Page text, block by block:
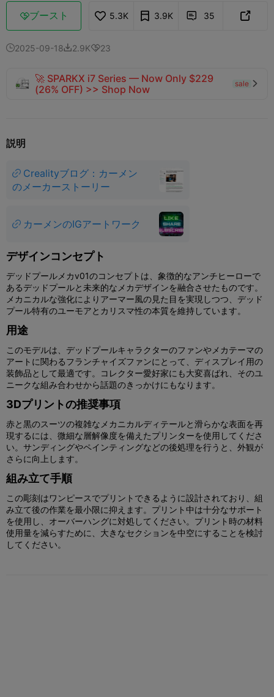
ブースト 5.3K 3.9K  35 
2025-09-182.9K23
🚀 SPARKX i7 Series — Now Only $229
(26% OFF) >> Shop Now
sale 
説明
Crealityブログ：カーメン
のメーカーストーリー
カーメンのIGアートワーク
デザインコンセプト
デッドプールメカv01のコンセプトは、象徴的なアンチヒーローで
あるデッドプールと未来的なメカデザインを融合させたものです。
メカニカルな強化によりアーマー風の見た目を実現しつつ、デッド
プール特有のユーモアとカリスマ性の本質を維持しています。
用途
このモデルは、デッドプールキャラクターのファンやメカテーマの
アートに関わるフランチャイズファンにとって、ディスプレイ用の
装飾品として最適です。コレクター愛好家にも大変喜ばれ、そのユ
ニークな組み合わせから話題のきっかけにもなります。
3Dプリントの推奨事項
赤と黒のスーツの複雑なメカニカルディテールと滑らかな表面を再
現するには、微細な層解像度を備えたプリンターを使用してくださ
い。サンディングやペインティングなどの後処理を行うと、外観が
さらに向上します。
組み立て手順
この彫刻はワンピースでプリントできるように設計されており、組
み立て後の作業を最小限に抑えます。プリント中は十分なサポート
を使用し、オーバーハングに対処してください。プリント時の材料
使用量を減らすために、大きなセクションを中空にすることを検討
してください。